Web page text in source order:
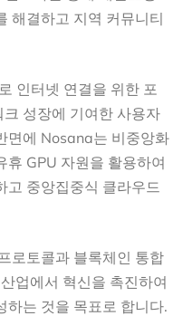
해결하고 지역 커뮤니티
인터넷 연결을 위한 포
성장에 기여한 사용자
면에 Nosana는 비중앙화
휴 GPU 자원을 활용하여
고 중앙집중식 클라우드
로토콜과 블록체인 통합
업에서 혁신을 촉진하여
하는 것을 목표로 합니다.